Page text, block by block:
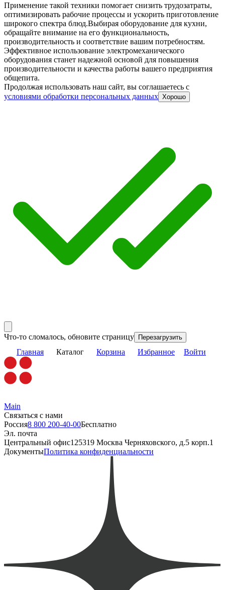
Применение такой техники помогает снизить трудозатраты,
оптимизировать рабочие процессы и ускорить приготовление
широкого спектра блюд.Выбирая оборудование для кухни,
обращайте внимание на его функциональность,
производительность и соответствие вашим потребностям.
Эффективное использование электромеханического
оборудования станет надежной основой для повышения
производительности и качества работы вашего предприятия
общепита.
Продолжая использовать наш сайт, вы соглашаетесь c
условиями обработки персональных данных Хорошо
Что-то сломалось, обновите страницу Перезагрузить
Главная Каталог Корзина Избранное Войти
Main
Связаться с нами
Россия8 800 200-40-00Бесплатно
Эл. почта
Центральный офис125319 Москва Черняховского, д.5 корп.1
ДокументыПолитика конфиденциальности